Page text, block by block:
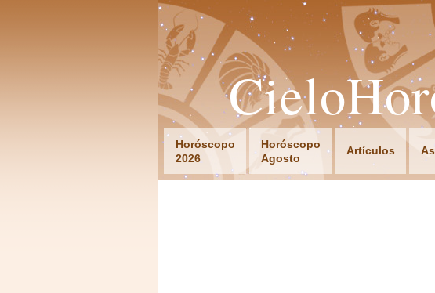
Horóscopo
2026
Horóscopo
Agosto
Artículos